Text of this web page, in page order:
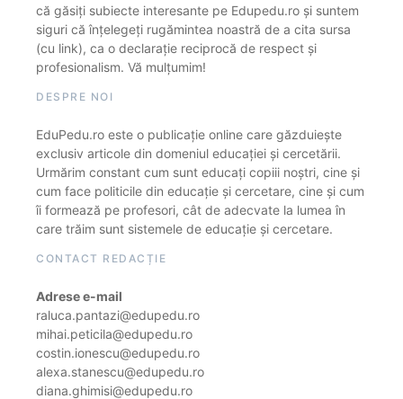
că găsiți subiecte interesante pe Edupedu.ro și suntem
siguri că înțelegeți rugămintea noastră de a cita sursa
(cu link), ca o declarație reciprocă de respect și
profesionalism. Vă mulțumim!
DESPRE NOI
EduPedu.ro este o publicație online care găzduiește
exclusiv articole din domeniul educației și cercetării.
Urmărim constant cum sunt educați copiii noștri, cine și
cum face politicile din educație și cercetare, cine și cum
îi formează pe profesori, cât de adecvate la lumea în
care trăim sunt sistemele de educație și cercetare.
CONTACT REDACȚIE
Adrese e-mail
raluca.pantazi@edupedu.ro
mihai.peticila@edupedu.ro
costin.ionescu@edupedu.ro
alexa.stanescu@edupedu.ro
diana.ghimisi@edupedu.ro